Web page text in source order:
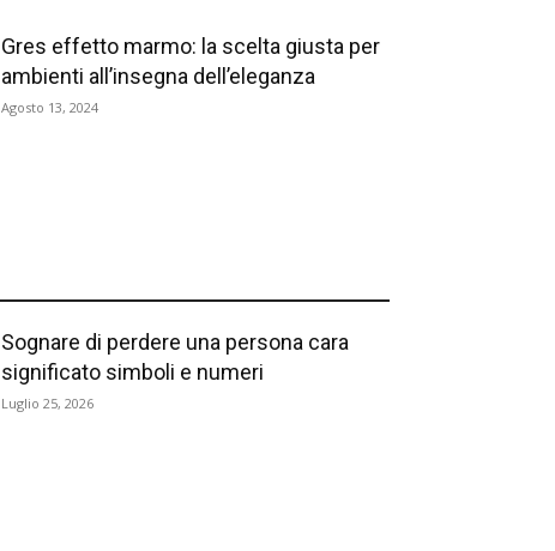
Gres effetto marmo: la scelta giusta per
ambienti all’insegna dell’eleganza
Agosto 13, 2024
Sognare di perdere una persona cara
significato simboli e numeri
Luglio 25, 2026